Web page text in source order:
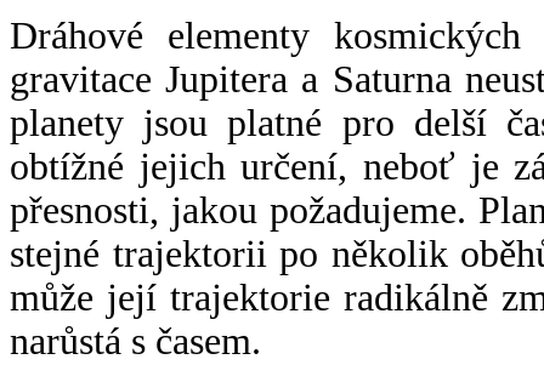
Dráhové elementy
gravitace Jupitera a Saturna
planety jsou platné pro delší
obtížné jejich určení, neboť je
přesnosti, jakou požadujeme.
stejné trajektorii po několik
může její trajektorie radikálně
narůstá s časem.